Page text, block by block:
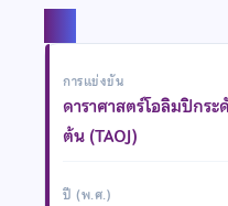
การแข่งขัน
ดาราศาสตร์โอลิมปิกร
ต้น (TAOJ)
ปี (พ.ศ.)